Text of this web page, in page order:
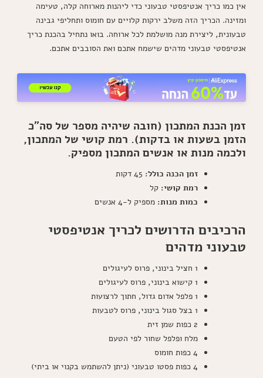
טבעוני
שאתם
חייבים
כבר
אין כמו כריך אנטיפסטי טבעוני כדי ליהנות מארוחה קלה, טעימה
ומזינה. הכריך הזה משלב ירקות קלויים עם חומוס ותחליפי גבינה
טבעונית, ליצירת מנה מושלמת לכל ארוחה. בואו נתחיל בהכנת כריך
אנטיפסטי טבעוני מדהים שישמח אתכם ואת הסובבים אתכם.
זמן הכנת המתכון (חובה שיהיה מספר של סה"כ
הזמן בשעות או בדקות). רמת קושי של המתכון,
ולכמה מנות או אנשים המתכון מספיק.
זמן הכנה כולל:
רמת קושי: קל
כמות מנות: מספיק ל-4 אנשים
הרכיבים הדרושים לכריך אנטיפסטי
טבעוני מדהים
1 חציל בינוני, פרוס לעיגולים
1 קישוא בינוני, פרוס לעיגולים
1 פלפל אדום גדול, חתוך לרצועות
1 בצל סגול בינוני, פרוס לטבעות
2 כפות שמן זית
מלח ופלפל שחור לפי הטעם
4 כפות חומוס
4 כפות פסטו טבעוני (ניתן להשתמש בקנוי או ביתי)